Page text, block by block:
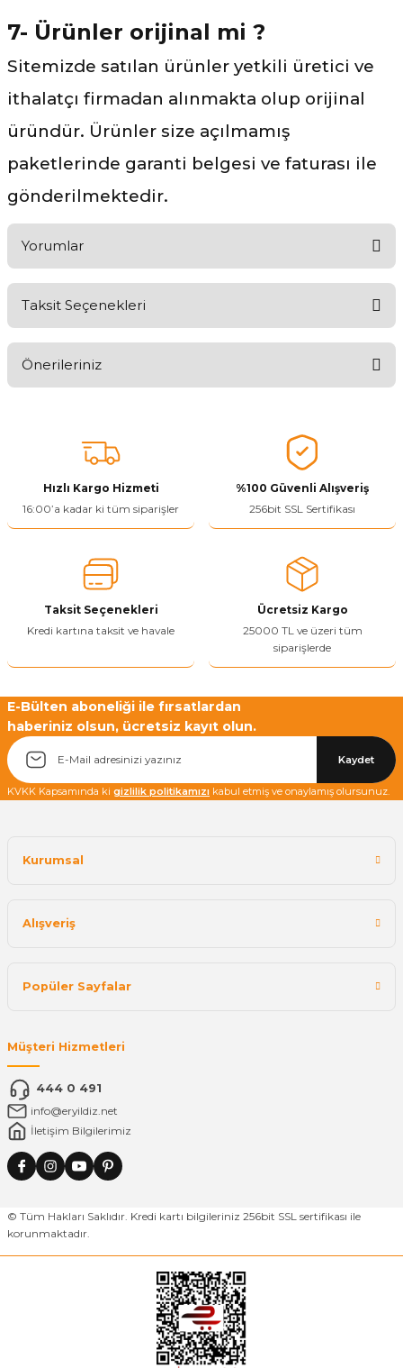
7- Ürünler orijinal mi ?
Sitemizde satılan ürünler yetkili üretici ve
ithalatçı firmadan alınmakta olup orijinal
üründür. Ürünler size açılmamış
paketlerinde garanti belgesi ve faturası ile
gönderilmektedir.
Yorumlar
Taksit Seçenekleri
Önerileriniz
tarafımıza iletebilirsiniz.
Görüş ve önerileriniz için teşekkür ederiz.
Ürün resmi kalitesiz, bozuk veya görüntülenemiyor.
Ürün bilgilerinde hatalar bulunuyor.
Ürün fiyatı diğer sitelerden daha pahalı.
Bu ürüne benzer farklı alternatifler olmalı.
Yetkiliye Gönder
Hızlı Kargo Hizmeti
16:00’a kadar ki tüm siparişler
%100 Güvenli Alışveriş
256bit SSL Sertifikası
Taksit Seçenekleri
Kredi kartına taksit ve havale
Ücretsiz Kargo
25000 TL ve üzeri tüm
siparişlerde
E-Bülten aboneliği ile fırsatlardan
haberiniz olsun, ücretsiz kayıt olun.
Kaydet
KVKK Kapsamında ki gizlilik politikamızı kabul etmiş ve onaylamış olursunuz.
Kurumsal
Alışveriş
Popüler Sayfalar
Müşteri Hizmetleri
444 0 491
info@eryildiz.net
İletişim Bilgilerimiz
© Tüm Hakları Saklıdır. Kredi kartı bilgileriniz 256bit SSL sertifikası ile
korunmaktadır.